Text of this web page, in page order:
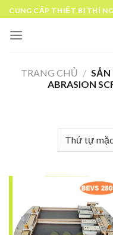
Skip
to
content
CUNG CẤP THIẾT BỊ THÍ
TRANG CHỦ / SẢN
ABRASION